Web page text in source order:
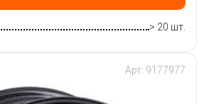
> 20 шт.
Арт: 9177977